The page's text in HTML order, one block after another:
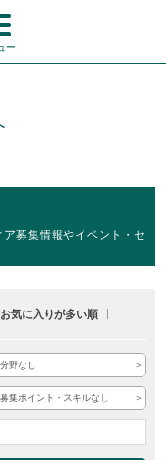
ー
募集情報やイベント・セ
お気に入りが多い順
分野なし
募集ポイント・スキルなし